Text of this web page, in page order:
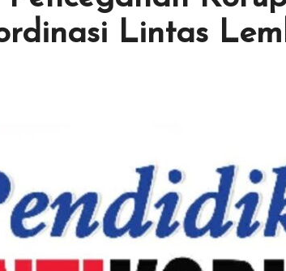
Lintas